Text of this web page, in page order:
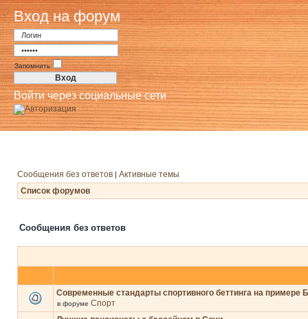
Вход на форум
Запомнить
Войти через социальные сети
Сообщения без ответов | Активные темы
Список форумов
Сообщения без ответов
Современные стандарты спортивного беттинга на примере
в форуме Спорт